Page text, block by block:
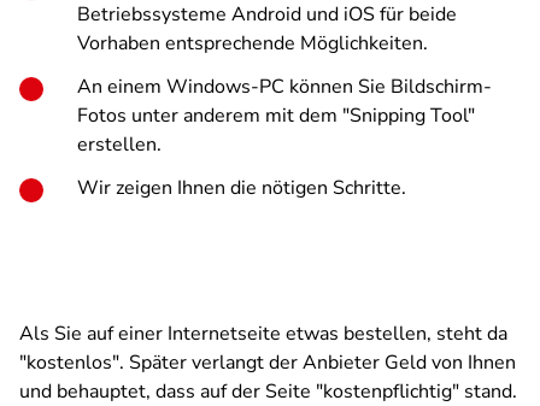
Betriebssysteme Android und iOS für beide
Vorhaben entsprechende Möglichkeiten.
An einem Windows-PC können Sie Bildschirm-
Fotos unter anderem mit dem "Snipping Tool"
erstellen.
Wir zeigen Ihnen die nötigen Schritte.
Als Sie auf einer Internetseite etwas bestellen, steht da
"kostenlos". Später verlangt der Anbieter Geld von Ihnen
und behauptet, dass auf der Seite "kostenpflichtig" stand.